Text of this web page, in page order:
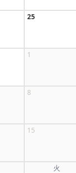
25
1
8
15
火